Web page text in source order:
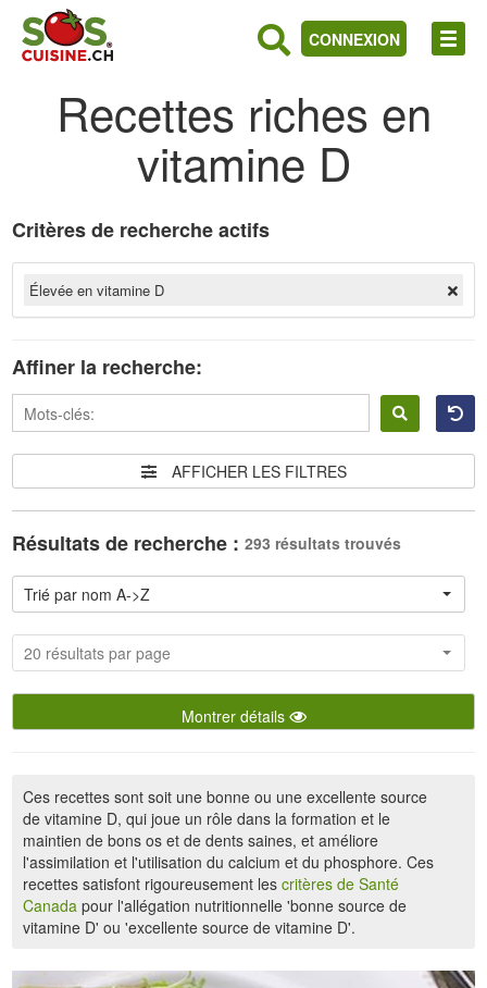
CONNEXION
Recettes riches en
vitamine D
connecter
Critères de recherche actifs
Élevée en vitamine D
Affiner la recherche:
AFFICHER LES FILTRES
Résultats de recherche : 293 résultats trouvés
Trié par nom A->Z
20 résultats par page
Montrer détails
Ces recettes sont soit une bonne ou une excellente source
de vitamine D, qui joue un rôle dans la formation et le
maintien de bons os et de dents saines, et améliore
l'assimilation et l'utilisation du calcium et du phosphore. Ces
recettes satisfont rigoureusement lescritères de Santé
Canada pour l'allégation nutritionnelle 'bonne source de
vitamine D' ou 'excellente source de vitamine D'.